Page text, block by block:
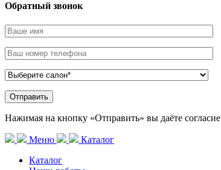
Обратный звонок
Нажимая на кнопку «Отправить» вы даёте согласие
Меню
Каталог
Каталог